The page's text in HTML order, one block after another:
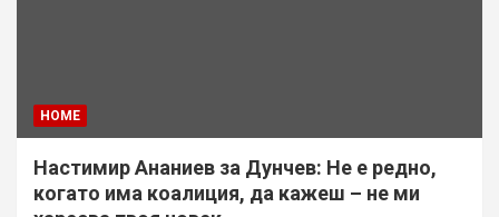
HOME
Настимир Ананиев за Дунчев: Не е редно,
когато има коалиция, да кажеш – не ми